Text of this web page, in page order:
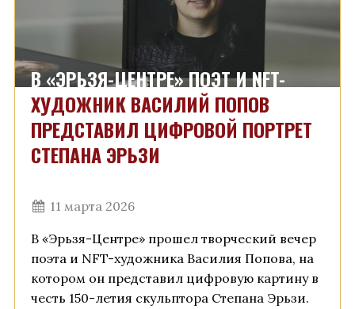
В «ЭРЬЗЯ-ЦЕНТРЕ» ПОЭТ И NFT-
ХУДОЖНИК ВАСИЛИЙ ПОПОВ
ПРЕДСТАВИЛ ЦИФРОВОЙ ПОРТРЕТ
СТЕПАНА ЭРЬЗИ
11 марта 2026
В «Эрьзя-Центре» прошел творческий вечер
поэта и NFT-художника Василия Попова, на
котором он представил цифровую картину в
честь 150-летия скульптора Степана Эрьзи.